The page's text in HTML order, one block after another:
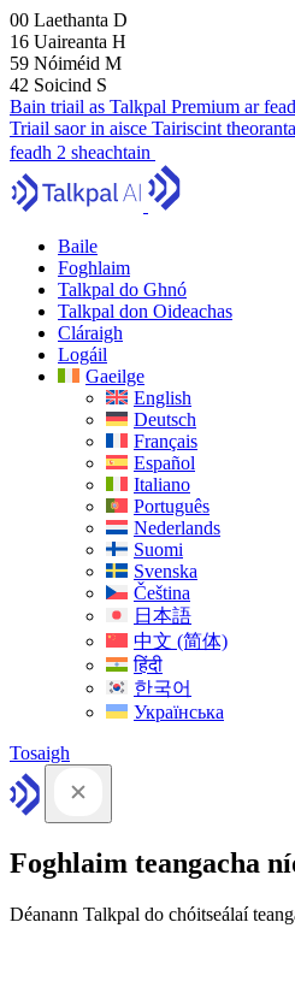
00 Laethanta D
16 Uaireanta H
59 Nóiméid M
41 Soicind S
Bain triail as Talkpal Premium ar
Triail saor in aisce Tairiscint
feadh 2 sheachtain
Baile
Foghlaim
Talkpal do Ghnó
Talkpal don Oideachas
Cláraigh
Logáil
Gaeilge
English
Deutsch
Français
Español
Italiano
Português
Nederlands
Suomi
Svenska
Čeština
日本語
中文 (简体)
हिंदी
한국어
Українська
Tosaigh
Foghlaim teangacha
Déanann Talkpal do chóitseálaí